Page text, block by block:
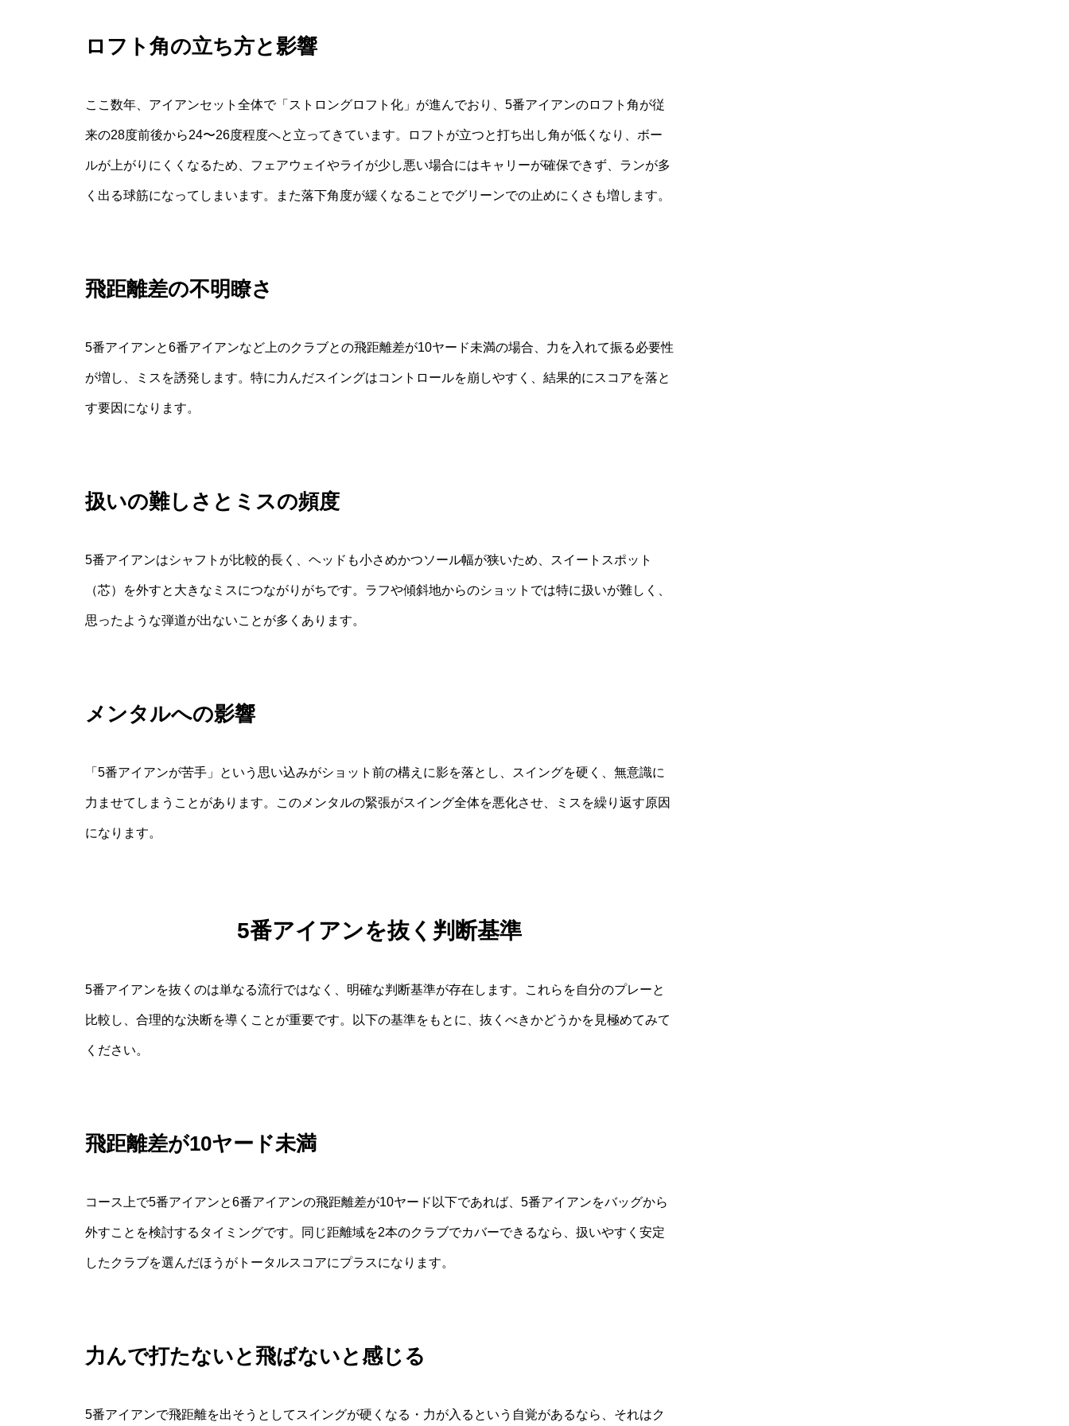
ロフト角の立ち方と影響
ここ数年、アイアンセット全体で「ストロングロフト化」が進んでおり、5番アイアンのロフト角が従
来の28度前後から24〜26度程度へと立ってきています。ロフトが立つと打ち出し角が低くなり、ボー
ルが上がりにくくなるため、フェアウェイやライが少し悪い場合にはキャリーが確保できず、ランが多
く出る球筋になってしまいます。また落下角度が緩くなることでグリーンでの止めにくさも増します。
飛距離差の不明瞭さ
5番アイアンと6番アイアンなど上のクラブとの飛距離差が10ヤード未満の場合、力を入れて振る必要性
が増し、ミスを誘発します。特に力んだスイングはコントロールを崩しやすく、結果的にスコアを落と
す要因になります。
扱いの難しさとミスの頻度
5番アイアンはシャフトが比較的長く、ヘッドも小さめかつソール幅が狭いため、スイートスポット
（芯）を外すと大きなミスにつながりがちです。ラフや傾斜地からのショットでは特に扱いが難しく、
思ったような弾道が出ないことが多くあります。
メンタルへの影響
「5番アイアンが苦手」という思い込みがショット前の構えに影を落とし、スイングを硬く、無意識に
力ませてしまうことがあります。このメンタルの緊張がスイング全体を悪化させ、ミスを繰り返す原因
になります。
5番アイアンを抜く判断基準
5番アイアンを抜くのは単なる流行ではなく、明確な判断基準が存在します。これらを自分のプレーと
比較し、合理的な決断を導くことが重要です。以下の基準をもとに、抜くべきかどうかを見極めてみて
ください。
飛距離差が10ヤード未満
コース上で5番アイアンと6番アイアンの飛距離差が10ヤード以下であれば、5番アイアンをバッグから
外すことを検討するタイミングです。同じ距離域を2本のクラブでカバーできるなら、扱いやすく安定
したクラブを選んだほうがトータルスコアにプラスになります。
力んで打たないと飛ばないと感じる
5番アイアンで飛距離を出そうとしてスイングが硬くなる・力が入るという自覚があるなら、それはク